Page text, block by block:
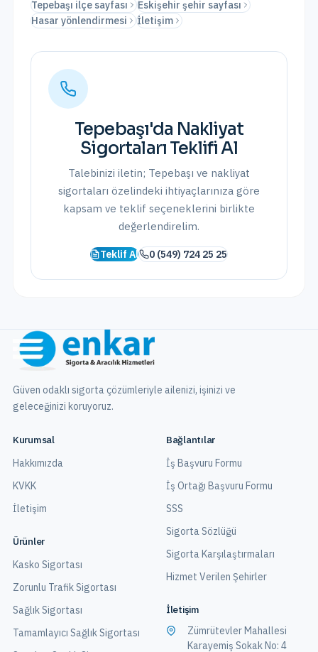
Tepebaşı ilçe sayfası
Eskişehir şehir sayfası
Hasar yönlendirmesi
İletişim
Tepebaşı'da Nakliyat
Sigortaları Teklifi Al
Talebinizi iletin; Tepebaşı ve nakliyat
sigortaları özelindeki ihtiyaçlarınıza göre
kapsam ve teklif seçeneklerini birlikte
değerlendirelim.
Teklif Al 0 (549) 724 25 25
Güven odaklı sigorta çözümleriyle ailenizi, işinizi ve
geleceğinizi koruyoruz.
Kurumsal
Hakkımızda
KVKK
İletişim
Ürünler
Kasko Sigortası
Zorunlu Trafik Sigortası
Sağlık Sigortası
Tamamlayıcı Sağlık Sigortası
Bağlantılar
İş Başvuru Formu
İş Ortağı Başvuru Formu
SSS
Sigorta Sözlüğü
Sigorta Karşılaştırmaları
Hizmet Verilen Şehirler
İletişim
Zümrütevler Mahallesi
Karayemiş Sokak No: 4